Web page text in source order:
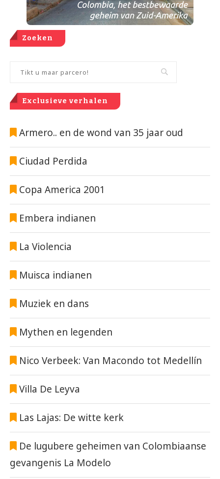
Zoeken
Exclusieve verhalen
Armero.. en de wond van 35 jaar oud
Ciudad Perdida
Copa America 2001
Embera indianen
La Violencia
Muisca indianen
Muziek en dans
Mythen en legenden
Nico Verbeek: Van Macondo tot Medellín
Villa De Leyva
Las Lajas: De witte kerk
De lugubere geheimen van Colombiaanse
gevangenis La Modelo